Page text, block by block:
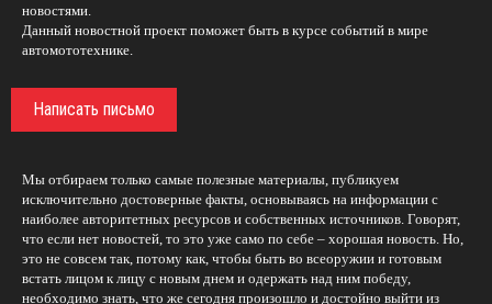
новостями.
Данный новостной проект поможет быть в курсе событий в мире
автомототехнике.
Написать письмо
Мы отбираем только самые полезные материалы, публикуем
исключительно достоверные факты, основываясь на информации с
наиболее авторитетных ресурсов и собственных источников. Говорят,
что если нет новостей, то это уже само по себе – хорошая новость. Но,
это не совсем так, потому как, чтобы быть во всеоружии и готовым
встать лицом к лицу с новым днем и одержать над ним победу,
необходимо знать, что же сегодня произошло и достойно выйти из